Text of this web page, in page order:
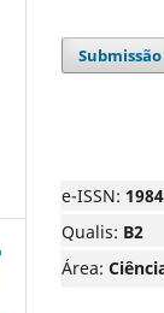
Submissão
e-ISSN:
Qualis: B2
Área: